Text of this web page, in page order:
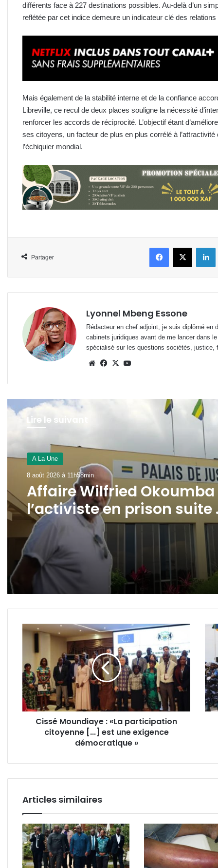
différents face à 227 destinations possibles. Au-delà d’un
reflétée par cet indice demeure un indicateur clé des
Mais également de la stabilité interne et de la confiance
Libreville, ce recul de deux places souligne la nécessité
renforcer les accords de réciprocité. L’objectif étant
ses citoyens, un facteur de plus en plus corrélé à
l’échiquier mondial.
Partager
FacebookX
Lyonnel Mbeng Essone
Rédacteur en chef adjoint, je suis diplômé
cabinets juridiques avant de me lancer dans
spécialisé sur les questions sociétés,
WebsiteFacebook
X
Lire le suivant
A La Une
8 août 2026 à 11h58min
Affaire Wilfried Okoumba
l’activiste en prison suite
la plainte de Pierre Duro !
Cissé
Moundiaye
participation
citoyenne
[...]
est
une
exigence
démocratique
Cissé Moundiaye : «La participation
citoyenne [...] est une exigence
démocratique »
de
loi
de
Articles similaires